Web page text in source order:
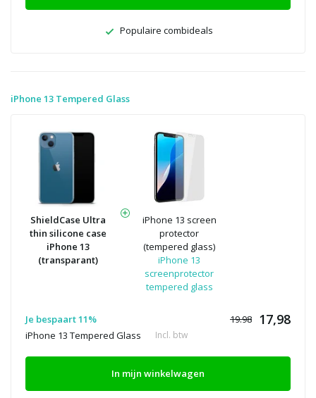
Populaire combideals
iPhone 13 Tempered Glass
ShieldCase Ultra
thin silicone case
iPhone 13
(transparant)
iPhone 13 screen
protector
(tempered glass)
iPhone 13
screenprotector
tempered glass
Je bespaart 11% 19.98 17,98
iPhone 13 Tempered Glass Incl. btw
In mijn winkelwagen